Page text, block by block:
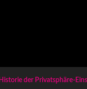
Historie der Privatsphäre-